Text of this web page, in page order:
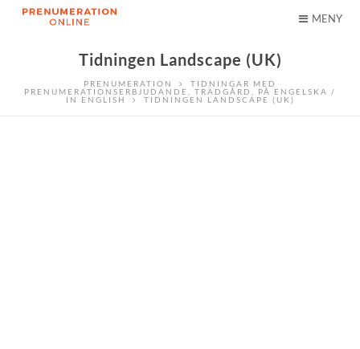
MENY
Tidningen Landscape (UK)
PRENUMERATION
TIDNINGAR MED
PRENUMERATIONSERBJUDANDE
TRÄDGÅRD
PÅ ENGELSKA /
IN ENGLISH
TIDNINGEN LANDSCAPE (UK)